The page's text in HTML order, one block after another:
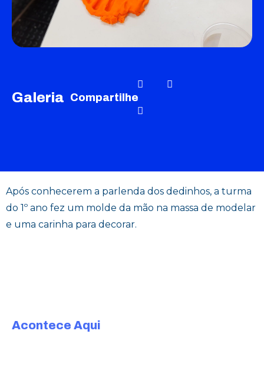
Galeria Compartilhe
Após conhecerem a parlenda dos dedinhos, a turma
do 1º ano fez um molde da mão na massa de modelar
e uma carinha para decorar.
Acontece Aqui